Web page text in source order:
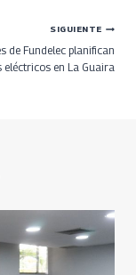
SIGUIENTE
de Fundelec planifican
eléctricos en La Guaira